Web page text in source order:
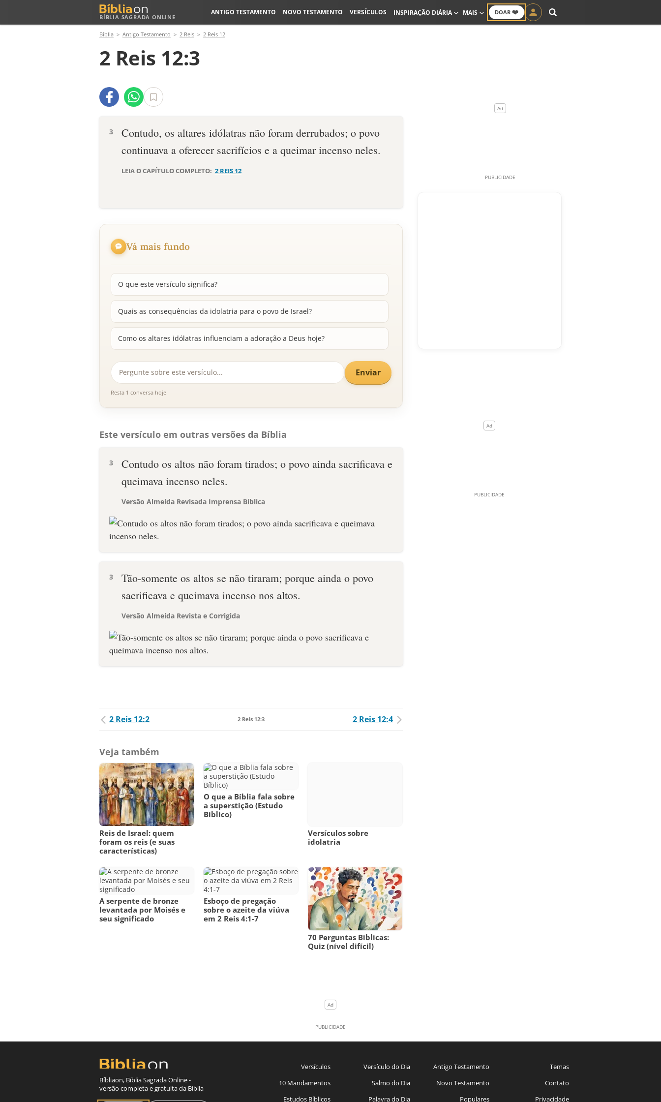
BÍBLIA SAGRADA ONLINE
DOAR ❤️
ANTIGO TESTAMENTO NOVO TESTAMENTO VERSÍCULOS INSPIRAÇÃO DIÁRIA MAIS
Bíblia Antigo Testamento 2 Reis 2 Reis 12
2 Reis 12:3
3
Contudo, os altares idólatras não foram derrubados; o povo
continuava a oferecer sacrifícios e a queimar incenso neles.
LEIA O CAPÍTULO COMPLETO: 2 REIS 12
Vá mais fundo
O que este versículo significa?
Quais as consequências da idolatria para o povo de Israel?
Como os altares idólatras influenciam a adoração a Deus hoje?
Enviar
Resta 1 conversa hoje
Este versículo em outras versões da Bíblia
3
Contudo os altos não foram tirados; o povo ainda sacrificava e
queimava incenso neles.
Versão Almeida Revisada Imprensa Bíblica
3
Tão-somente os altos se não tiraram; porque ainda o povo
sacrificava e queimava incenso nos altos.
Versão Almeida Revista e Corrigida
2 Reis 12:2 2 Reis 12:3 2 Reis 12:4
Veja também
Reis de Israel: quem
foram os reis (e suas
características)
O que a Bíblia fala sobre
a superstição (Estudo
Bíblico)
Versículos sobre
idolatria
A serpente de bronze
levantada por Moisés e
seu significado
Esboço de pregação
sobre o azeite da viúva
em 2 Reis 4:1-7
70 Perguntas Bíblicas:
Quiz (nível difícil)
Bíbliaon, Bíblia Sagrada Online -
versão completa e gratuita da Bíblia
Versículos
10 Mandamentos
Estudos Bíblicos
Versículo do Dia
Salmo do Dia
Palavra do Dia
Antigo Testamento
Novo Testamento
Populares
Temas
Contato
Privacidade